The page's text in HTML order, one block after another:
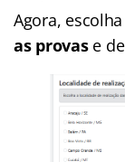
Agora,
as provas e